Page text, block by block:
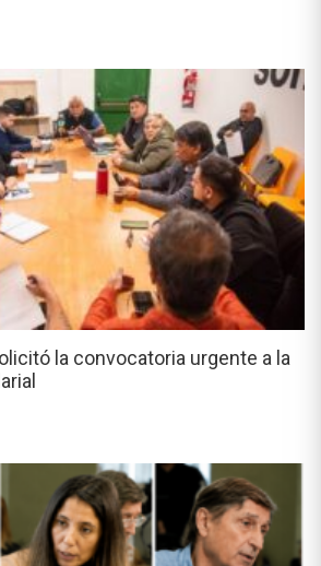
la convocatoria urgente a la